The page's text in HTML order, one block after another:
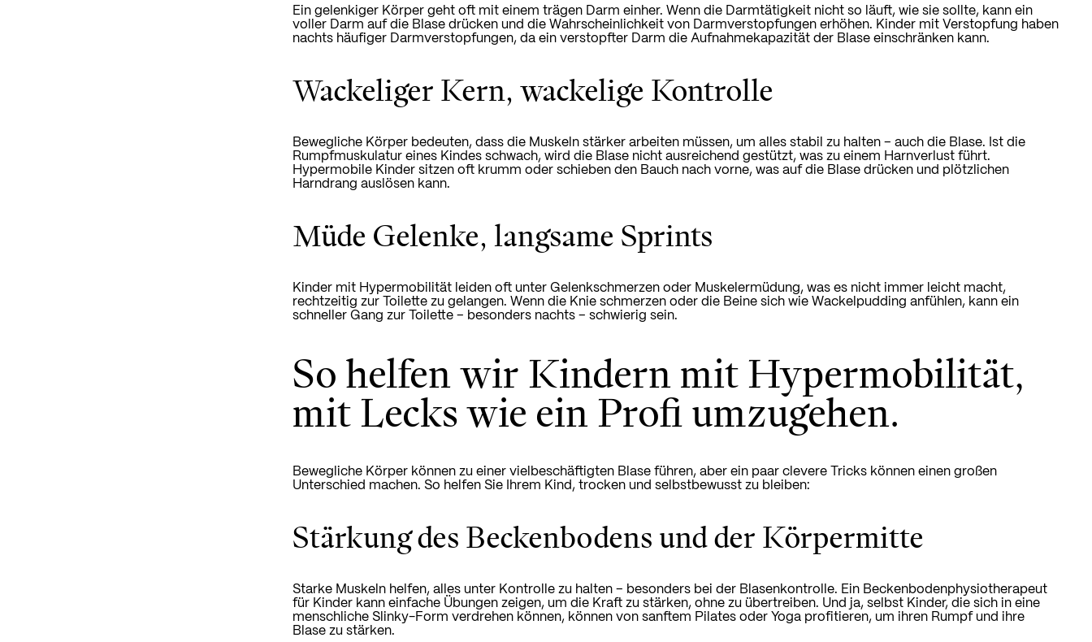
Ein gelenkiger Körper geht oft mit einem trägen Darm einher. Wenn die Darmtätigkeit nicht so läuft, wie sie sollte, kann ein
voller Darm auf die Blase drücken und die Wahrscheinlichkeit von Darmverstopfungen erhöhen. Kinder mit Verstopfung haben
nachts häufiger Darmverstopfungen, da ein verstopfter Darm die Aufnahmekapazität der Blase einschränken kann.
Wackeliger Kern, wackelige Kontrolle
Bewegliche Körper bedeuten, dass die Muskeln stärker arbeiten müssen, um alles stabil zu halten – auch die Blase. Ist die
Rumpfmuskulatur eines Kindes schwach, wird die Blase nicht ausreichend gestützt, was zu einem Harnverlust führt.
Hypermobile Kinder sitzen oft krumm oder schieben den Bauch nach vorne, was auf die Blase drücken und plötzlichen
Harndrang auslösen kann.
Müde Gelenke, langsame Sprints
Kinder mit Hypermobilität leiden oft unter Gelenkschmerzen oder Muskelermüdung, was es nicht immer leicht macht,
rechtzeitig zur Toilette zu gelangen. Wenn die Knie schmerzen oder die Beine sich wie Wackelpudding anfühlen, kann ein
schneller Gang zur Toilette – besonders nachts – schwierig sein.
So helfen wir Kindern mit Hypermobilität,
mit Lecks wie ein Profi umzugehen.
Bewegliche Körper können zu einer vielbeschäftigten Blase führen, aber ein paar clevere Tricks können einen großen
Unterschied machen. So helfen Sie Ihrem Kind, trocken und selbstbewusst zu bleiben:
Stärkung des Beckenbodens und der Körpermitte
Starke Muskeln helfen, alles unter Kontrolle zu halten – besonders bei der Blasenkontrolle. Ein Beckenbodenphysiotherapeut
für Kinder kann einfache Übungen zeigen, um die Kraft zu stärken, ohne zu übertreiben. Und ja, selbst Kinder, die sich in eine
menschliche Slinky-Form verdrehen können, können von sanftem Pilates oder Yoga profitieren, um ihren Rumpf und ihre
Blase zu stärken.